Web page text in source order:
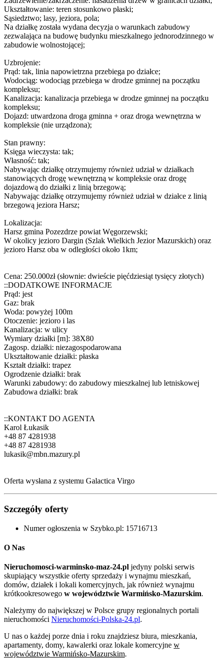
Ukształtowanie: teren stosunkowo płaski;
Sąsiedztwo; lasy, jeziora, pola;
Na działkę została wydana decyzja o warunkach zabudowy
zezwalająca na budowę budynku mieszkalnego jednorodzinnego w
zabudowie wolnostojącej;
Uzbrojenie:
Prąd: tak, linia napowietrzna przebiega po działce;
Wodociąg: wodociąg przebiega w drodze gminnej na początku
kompleksu;
Kanalizacja: kanalizacja przebiega w drodze gminnej na początku
kompleksu;
Dojazd: utwardzona droga gminna + oraz droga wewnętrzna w
kompleksie (nie urządzona);
Stan prawny:
Księga wieczysta: tak;
Własność: tak;
Nabywając działkę otrzymujemy również udział w działkach
stanowiących drogę wewnętrzną w kompleksie oraz drogę
dojazdową do działki z linią brzegową;
Nabywając działkę otrzymujemy również udział w działce z linią
brzegową jeziora Harsz;
Lokalizacja:
Harsz gmina Pozezdrze powiat Węgorzewski;
W okolicy jezioro Dargin (Szlak Wielkich Jezior Mazurskich) oraz
jezioro Harsz oba w odległości około 1km;
Cena: 250.000zł (słownie: dwieście pięćdziesiąt tysięcy złotych)
::DODATKOWE INFORMACJE
Prąd: jest
Gaz: brak
Woda: powyżej 100m
Otoczenie: jezioro i las
Kanalizacja: w ulicy
Wymiary działki [m]: 38X80
Zagosp. działki: niezagospodarowana
Ukształtowanie działki: płaska
Kształt działki: trapez
Ogrodzenie działki: brak
Warunki zabudowy: do zabudowy mieszkalnej lub letniskowej
Zabudowa działki: brak
::KONTAKT DO AGENTA
Karol Łukasik
+48 87 4281938
+48 87 4281938
lukasik@mbn.mazury.pl
Oferta wysłana z systemu Galactica Virgo
Szczegóły oferty
Numer ogłoszenia w Szybko.pl: 15716713
O Nas
Nieruchomosci-warminsko-maz-24.pl jedyny polski serwis
skupiający wszystkie oferty sprzedaży i wynajmu mieszkań,
domów, działek i lokali komercyjnych, jak również wynajmu
krótkookresowego w województwie Warmińsko-Mazurskim.
Należymy do największej w Polsce grupy regionalnych portali
nieruchomości Nieruchomości-Polska-24.pl.
U nas o każdej porze dnia i roku znajdziesz biura, mieszkania,
apartamenty, domy, kawalerki oraz lokale komercyjne w
województwie Warmińsko-Mazurskim.